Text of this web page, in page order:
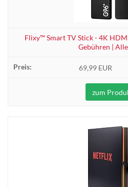
Flixy™ Smart TV Stick - 4K
Gebühren |
69,99 EUR
zum